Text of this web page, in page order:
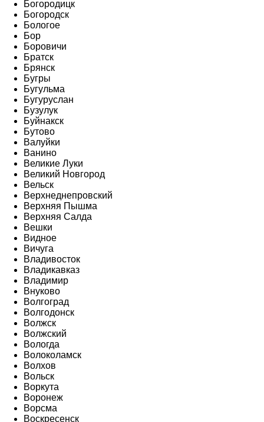
Богородицк
Богородск
Бологое
Бор
Боровичи
Братск
Брянск
Бугры
Бугульма
Бугуруслан
Бузулук
Буйнакск
Бутово
Валуйки
Ванино
Великие Луки
Великий Новгород
Вельск
Верхнеднепровский
Верхняя Пышма
Верхняя Салда
Вешки
Видное
Вичуга
Владивосток
Владикавказ
Владимир
Внуково
Волгоград
Волгодонск
Волжск
Волжский
Вологда
Волоколамск
Волхов
Вольск
Воркута
Воронеж
Ворсма
Воскресенск